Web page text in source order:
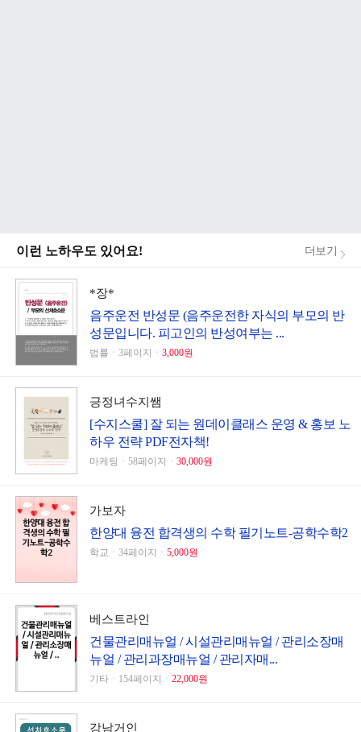
이런 노하우도 있어요! 더보기
*장*
음주운전 반성문 (음주운전한 자식의 부모의 반
성문입니다. 피고인의 반성여부는 ...
법률ㆍ3페이지ㆍ 3,000원
긍정녀수지쌤
[수지스쿨] 잘 되는 원데이클래스 운영 & 홍보 노
하우 전략 PDF전자책!
마케팅ㆍ58페이지ㆍ 30,000원
가보자
한양대 융전 합격생의 수학 필기노트-공학수학2
학교ㆍ34페이지ㆍ 5,000원
베스트라인
건물관리매뉴얼 / 시설관리매뉴얼 / 관리소장매
뉴얼 / 관리과장매뉴얼 / 관리자매...
기타ㆍ154페이지ㆍ 22,000원
강남거인